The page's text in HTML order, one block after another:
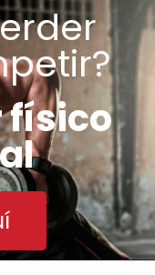
físico